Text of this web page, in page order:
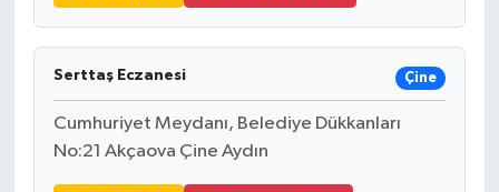
Serttaş Eczanesi Çine
Cumhuriyet Meydanı, Belediye Dükkanları
No:21 Akçaova Çine Aydın